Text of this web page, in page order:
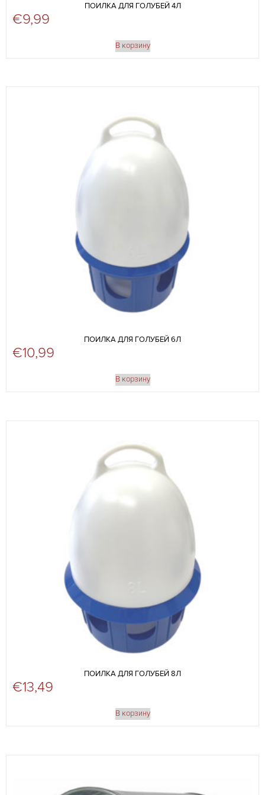
ПОИЛКА ДЛЯ ГОЛУБЕЙ 4Л
€9,99
В корзину
ПОИЛКА ДЛЯ ГОЛУБЕЙ 6Л
€10,99
В корзину
ПОИЛКА ДЛЯ ГОЛУБЕЙ 8Л
€13,49
В корзину